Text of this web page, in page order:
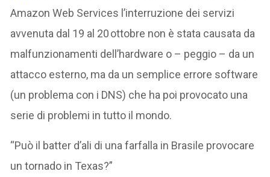
Amazon Web Services l’interruzione dei servizi
avvenuta dal 19 al 20 ottobre non è stata causata da
malfunzionamenti dell’hardware o – peggio – da un
attacco esterno, ma da un semplice errore software
(un problema con i DNS) che ha poi provocato una
serie di problemi in tutto il mondo.
“Può il batter d’ali di una farfalla in Brasile provocare
un tornado in Texas?”